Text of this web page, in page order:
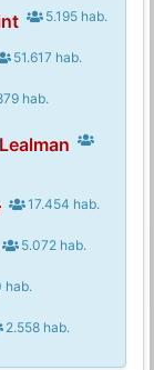
5.195 hab.
51.617 hab.
hab.
17.454 hab.
5.072 hab.
hab.
2.558 hab.